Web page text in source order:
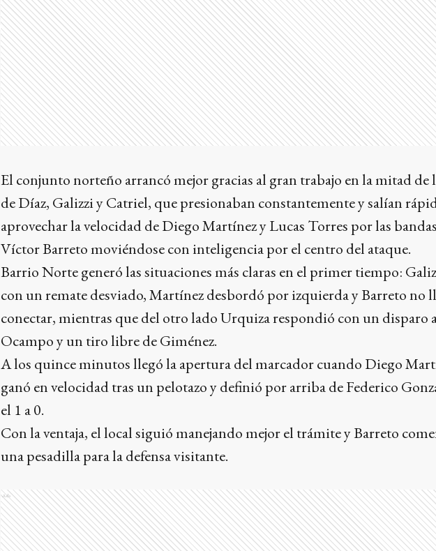
El conjunto norteño arrancó mejor gracias al gran trabajo en la mitad de
de Díaz, Galizzi y Catriel, que presionaban constantemente y salían
aprovechar la velocidad de Diego Martínez y Lucas Torres por las
Víctor Barreto moviéndose con inteligencia por el centro del ataque.
Barrio Norte generó las situaciones más claras en el primer tiempo:
con un remate desviado, Martínez desbordó por izquierda y Barreto no
conectar, mientras que del otro lado Urquiza respondió con un disparo
Ocampo y un tiro libre de Giménez.
A los quince minutos llegó la apertura del marcador cuando Diego
ganó en velocidad tras un pelotazo y definió por arriba de Federico
el 1 a 0.
Con la ventaja, el local siguió manejando mejor el trámite y Barreto
una pesadilla para la defensa visitante.
Ads